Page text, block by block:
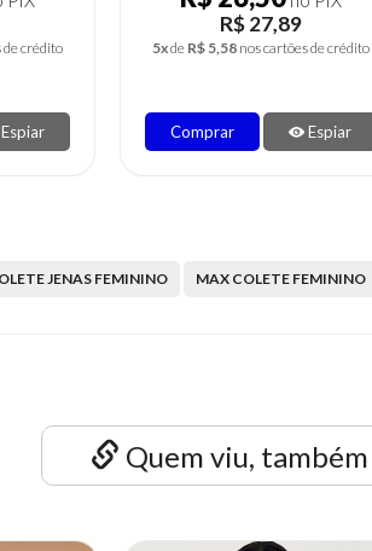
de crédito
Espiar
R$ 27,19
5xde R$ 5,44 nos cartões de crédito
Comprar Espiar
JENAS FEMININO MAX COLETE FEMININO
Quem viu, também